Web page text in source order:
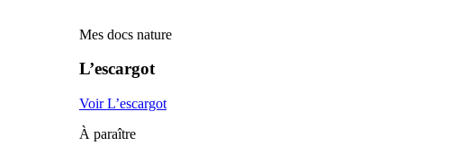
Mes docs nature
L’escargot
Voir L’escargot
À paraître